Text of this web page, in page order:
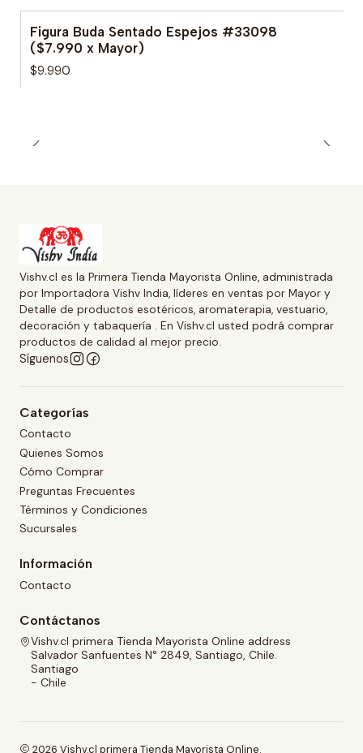
Figura Buda Sentado Espejos #33098
($7.990 x Mayor)
$9.990
Vishv.cl es la Primera Tienda Mayorista Online, administrada
por Importadora Vishv India, líderes en ventas por Mayor y
Detalle de productos esotéricos, aromaterapia, vestuario,
decoración y tabaquería . En Vishv.cl usted podrá comprar
productos de calidad al mejor precio.
Síguenos
Categorías
Contacto
Quienes Somos
Cómo Comprar
Preguntas Frecuentes
Términos y Condiciones
Sucursales
Información
Contacto
Contáctanos
Vishv.cl primera Tienda Mayorista Online address
Salvador Sanfuentes N° 2849, Santiago, Chile.
Santiago
- Chile
2026 Vishv.cl primera Tienda Mayorista Online.